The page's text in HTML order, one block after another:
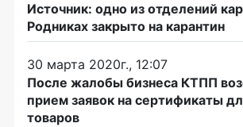
Источник: одно из отделений
Родниках закрыто на карантин
30 марта 2020г., 12:07
После жалобы бизнеса КТПП
прием заявок на сертификаты
товаров